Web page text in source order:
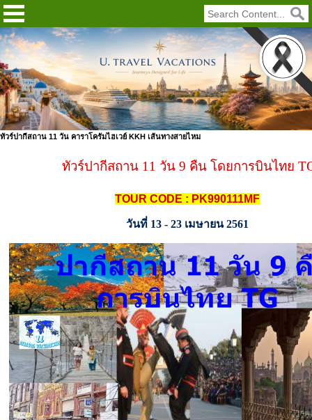
ทัวร์ปากีสถาน 11 วัน คาราโครัมไฮเวย์ KKH เส้นทางสายไหม
ทัวร์ปากีสถาน 11 วัน 9 คืน โดยการบินไทย
TOUR CODE : PK990111MF
วันที่ 13 - 23 เมษายน 2561